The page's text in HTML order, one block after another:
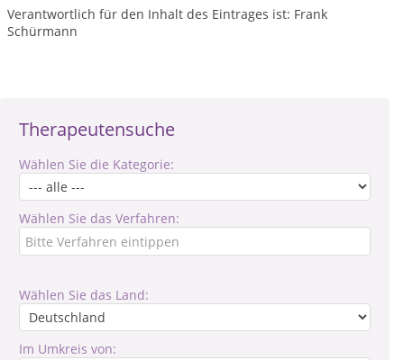
Therapeutensuche
Wählen Sie die Kategorie:
Wählen Sie das Verfahren:
Wählen Sie das Land:
Im Umkreis von:
Verantwortlich für den Inhalt des Eintrages ist: Frank
Schürmann